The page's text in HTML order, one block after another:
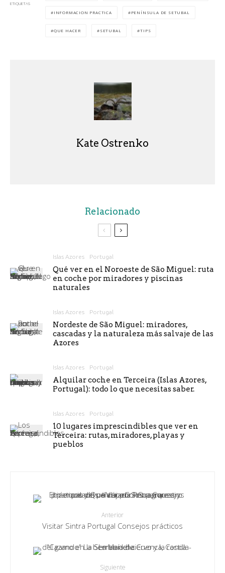
ETIQUETAS
INFORMACION PRACTICA PENÍNSULA DE SETUBAL
QUE HACER SETUBAL TIPS
Kate Ostrenko
Relacionado
Islas Azores Portugal
Qué ver en el Noroeste de São Miguel: ruta
en coche por miradores y piscinas
naturales
Islas Azores Portugal
Nordeste de São Miguel: miradores,
cascadas y la naturaleza más salvaje de las
Azores
Islas Azores Portugal
Alquilar coche en Terceira (Islas Azores,
Portugal): todo lo que necesitas saber.
Islas Azores Portugal
10 lugares imprescindibles que ver en
Terceira: rutas, miradores, playas y
pueblos
Anterior
Visitar Sintra Portugal Consejos prácticos
Siguiente